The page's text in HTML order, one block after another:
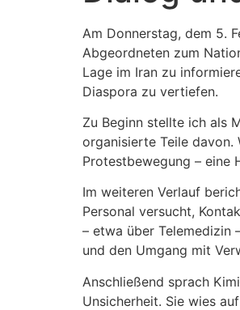
Am Donnerstag, dem 5.
Abgeordneten zum
Lage im Iran zu
Diaspora zu vertiefen.
Zu Beginn stellte ich als
organisierte Teile davon.
Protestbewegung – eine
Im weiteren Verlauf
Personal versucht,
– etwa über Telemedizin
und den Umgang mit
Anschließend sprach
Unsicherheit. Sie wies